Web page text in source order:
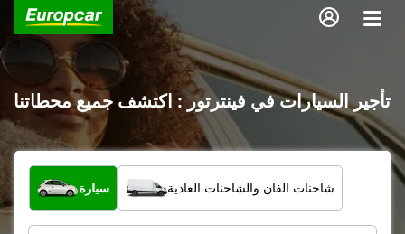
تأجير السيارات في فينترتور : اكتشف جميع محطاتنا
ما نوع المركبة؟
سيارة شاحنات الفان والشاحنات العادية